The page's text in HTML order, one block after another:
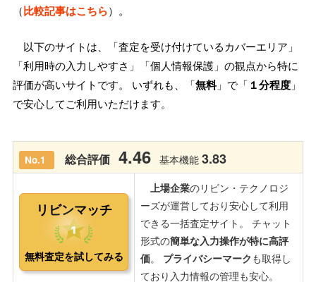
（比較記事はこちら）。
以下のサイトは、「査定を受け付けているカバーエリア」
「利用時の入力しやすさ」「個人情報保護」の観点から特に
評価が高いサイトです。 いずれも、「無料」で「 １分程度 」
で安心してご利用いただけます。